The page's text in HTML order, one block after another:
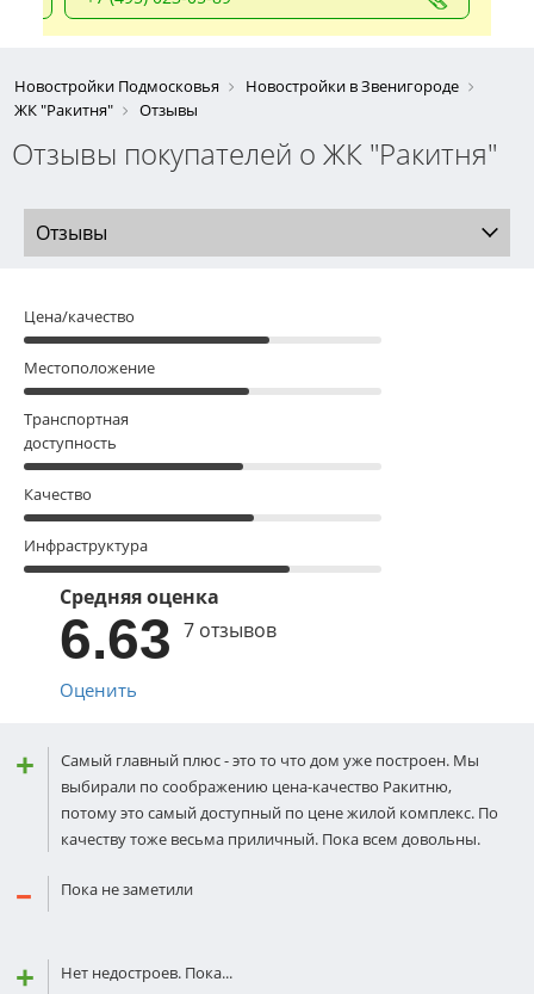
Новостройки Подмосковья
Новостройки в Звенигороде
ЖК "Ракитня"
Отзывы
Отзывы покупателей о ЖК "Ракитня"
Отзывы
Цена/качество
Местоположение
Транспортная
доступность
Качество
Инфраструктура
Средняя оценка
6.63 7 отзывов
Оценить
Самый главный плюс - это то что дом уже построен. Мы
выбирали по соображению цена-качество Ракитню,
потому это самый доступный по цене жилой комплекс. По
качеству тоже весьма приличный. Пока всем довольны.
Пока не заметили
Нет недостроев. Пока...